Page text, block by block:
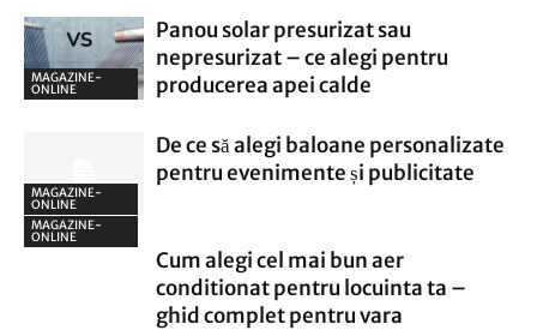
MAGAZINE-
ONLINE
Panou solar presurizat sau
nepresurizat – ce alegi pentru
producerea apei calde
MAGAZINE-
ONLINE
De ce să alegi baloane personalizate
pentru evenimente și publicitate
MAGAZINE-
ONLINE
Cum alegi cel mai bun aer
conditionat pentru locuinta ta –
ghid complet pentru vara